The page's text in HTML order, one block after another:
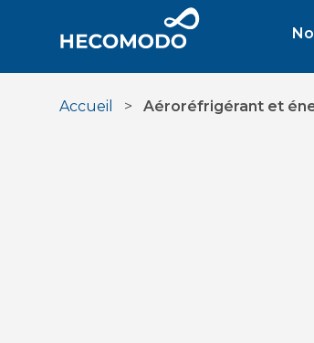
contenu
Accueil > Aéroréfrigérant et